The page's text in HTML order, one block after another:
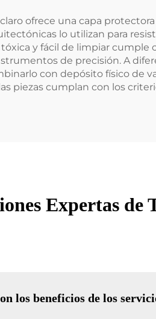
ofrece una capa
lo utilizan para
y fácil de limpiar cumple
de precisión. A
con depósito físico de
piezas cumplan con los
Expertas
los beneficios de los